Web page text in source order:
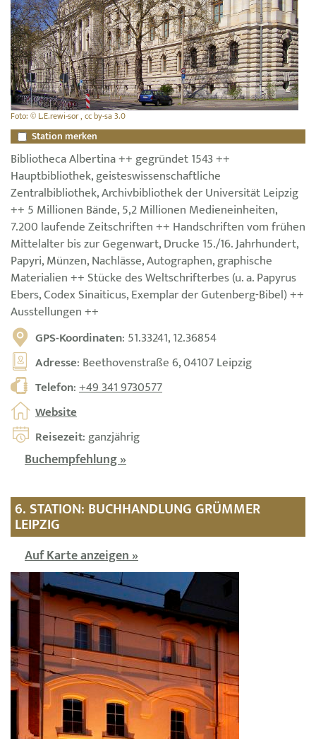
Foto: © L.E.rewi-sor , cc by-sa 3.0
Station merken
Bibliotheca Albertina ++ gegründet 1543 ++
Hauptbibliothek, geisteswissenschaftliche
Zentralbibliothek, Archivbibliothek der Universität Leipzig
++ 5 Millionen Bände, 5,2 Millionen Medieneinheiten,
7.200 laufende Zeitschriften ++ Handschriften vom frühen
Mittelalter bis zur Gegenwart, Drucke 15./16. Jahrhundert,
Papyri, Münzen, Nachlässe, Autographen, graphische
Materialien ++ Stücke des Weltschrifterbes (u. a. Papyrus
Ebers, Codex Sinaiticus, Exemplar der Gutenberg-Bibel) ++
Ausstellungen ++
GPS-Koordinaten: 51.33241, 12.36854
Adresse: Beethovenstraße 6, 04107 Leipzig
Telefon:+49 341 9730577
Website
Reisezeit: ganzjährig
Buchempfehlung »
6. STATION: BUCHHANDLUNG GRÜMMER
LEIPZIG
Auf Karte anzeigen »